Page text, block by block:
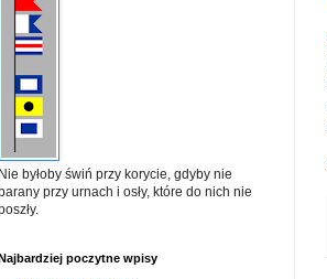
Nie byłoby świń przy korycie, gdyby nie
barany przy urnach i osły, które do nich nie
poczytne wpisy